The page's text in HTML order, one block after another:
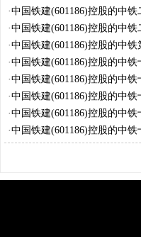
标的1038.69万元
·中国铁建(601186)控股的中
标的725.15万元
·中国铁建(601186)控股的中
标的60.15万元
·中国铁建(601186)控股的中
息，执行标的20.74万元
·中国铁建(601186)控股的中
标的16.53万元
·中国铁建(601186)控股的中
的366.05万元
·中国铁建(601186)控股的中
的179.8万元
·中国铁建(601186)控股的中
的6.84万元
·中国铁建(601186)控股的中
的929.99万元